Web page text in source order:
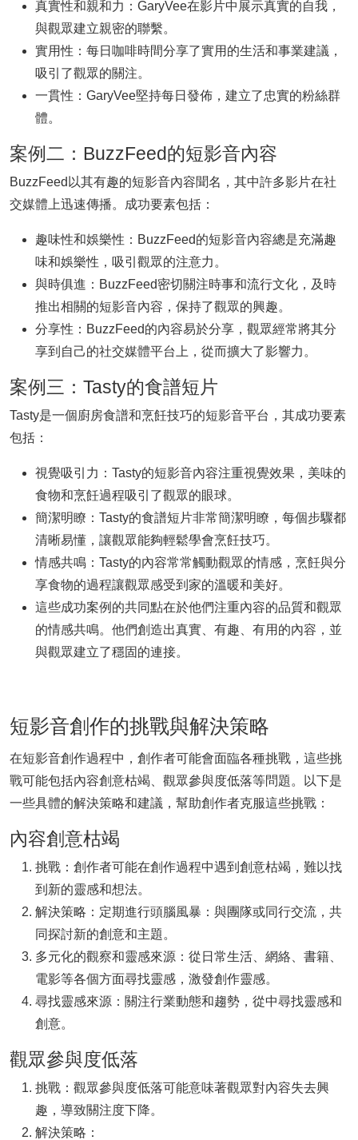
真實性和親和力：GaryVee在影片中展示真實的自我，
與觀眾建立親密的聯繫。
實用性：每日咖啡時間分享了實用的生活和事業建議，
吸引了觀眾的關注。
一貫性：GaryVee堅持每日發佈，建立了忠實的粉絲群
體。
案例二：BuzzFeed的短影音內容
BuzzFeed以其有趣的短影音內容聞名，其中許多影片在社
交媒體上迅速傳播。成功要素包括：
趣味性和娛樂性：BuzzFeed的短影音內容總是充滿趣
味和娛樂性，吸引觀眾的注意力。
與時俱進：BuzzFeed密切關注時事和流行文化，及時
推出相關的短影音內容，保持了觀眾的興趣。
分享性：BuzzFeed的內容易於分享，觀眾經常將其分
享到自己的社交媒體平台上，從而擴大了影響力。
案例三：Tasty的食譜短片
Tasty是一個廚房食譜和烹飪技巧的短影音平台，其成功要素
包括：
視覺吸引力：Tasty的短影音內容注重視覺效果，美味的
食物和烹飪過程吸引了觀眾的眼球。
簡潔明瞭：Tasty的食譜短片非常簡潔明瞭，每個步驟都
清晰易懂，讓觀眾能夠輕鬆學會烹飪技巧。
情感共鳴：Tasty的內容常常觸動觀眾的情感，烹飪與分
享食物的過程讓觀眾感受到家的溫暖和美好。
這些成功案例的共同點在於他們注重內容的品質和觀眾
的情感共鳴。他們創造出真實、有趣、有用的內容，並
與觀眾建立了穩固的連接。
短影音創作的挑戰與解決策略
在短影音創作過程中，創作者可能會面臨各種挑戰，這些挑
戰可能包括內容創意枯竭、觀眾參與度低落等問題。以下是
一些具體的解決策略和建議，幫助創作者克服這些挑戰：
內容創意枯竭
挑戰：創作者可能在創作過程中遇到創意枯竭，難以找
到新的靈感和想法。
解決策略：定期進行頭腦風暴：與團隊或同行交流，共
同探討新的創意和主題。
多元化的觀察和靈感來源：從日常生活、網絡、書籍、
電影等各個方面尋找靈感，激發創作靈感。
尋找靈感來源：關注行業動態和趨勢，從中尋找靈感和
創意。
觀眾參與度低落
挑戰：觀眾參與度低落可能意味著觀眾對內容失去興
趣，導致關注度下降。
解決策略：